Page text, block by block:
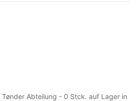
Abteilung - 0 Stck. auf Lager in